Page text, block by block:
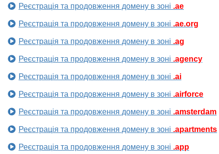
Реєстрація та продовження домену в зоні .ae
Реєстрація та продовження домену в зоні .ae.org
Реєстрація та продовження домену в зоні .ag
Реєстрація та продовження домену в зоні .agency
Реєстрація та продовження домену в зоні .ai
Реєстрація та продовження домену в зоні .airforce
Реєстрація та продовження домену в зоні .amsterdam
Реєстрація та продовження домену в зоні .apartments
Реєстрація та продовження домену в зоні .app